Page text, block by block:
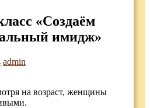
«Создаём
имидж»
admin
на возраст, женщины